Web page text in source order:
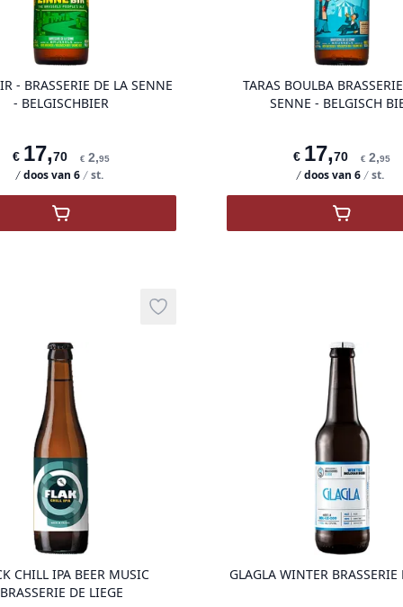
- BRASSERIE DE LA SENNE
- BELGISCHBIER
€ 17,70
doos van 6
€ 2,95
st.
product variant items in cart, view bag
,Zinne Bir - BRASSERIE DE LA SENNE -
TARAS BOULBA
SENNE - BELGISCH
€ 17,70
doos van 6
€ 2,95
st.
,Taras
CHILL IPA BEER MUSIC
BRASSERIE DE LIEGE
Add to wishlist
product variant items in cart, view bag
GLAGLA WINTER BRASSERIE